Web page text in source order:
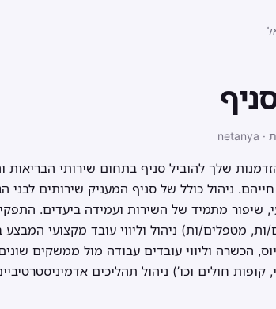
שלך להוביל סניף בתחום שירותי הבריאות
ניהול כולל של סניף המעניק שירותים לבני
שיפור מתמיד של השירות ועמידה ביעדים.
ות, מטפלים/ות) ניהול וליווי עובד מקצועי
הכשרה וליווי עובדים עבודה מול ממשקים
חולים וכו’) ניהול תהליכים